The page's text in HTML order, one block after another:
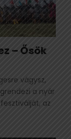
– Ősök
vágysz,
a nyár
az